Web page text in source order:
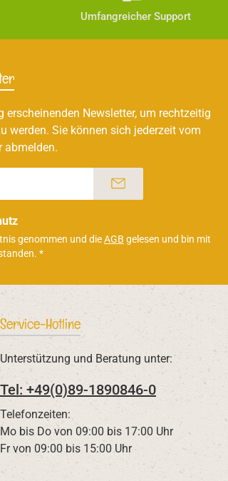
Umfangreicher Support
Newsletter, um rechtzeitig
werden. Sie können sich jederzeit vom
abmelden.
genommen und dieAGB gelesen und bin mit
*
Service-Hotline
Unterstützung und Beratung unter:
Tel: +49(0)89-1890846-0
Telefonzeiten:
Mo bis Do von 09:00 bis 17:00 Uhr
Fr von 09:00 bis 15:00 Uhr